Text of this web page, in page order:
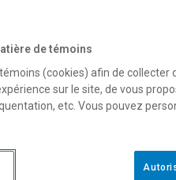
actuarielle I
Horaire -
de témoins
(cookies) afin de
sur le site, de vous
etc. Vous pouvez